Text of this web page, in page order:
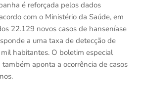
é reforçada pelos dados
com o Ministério da Saúde, em
22.129 novos casos de hanseníase
a uma taxa de detecção de
habitantes. O boletim especial
aponta a ocorrência de casos